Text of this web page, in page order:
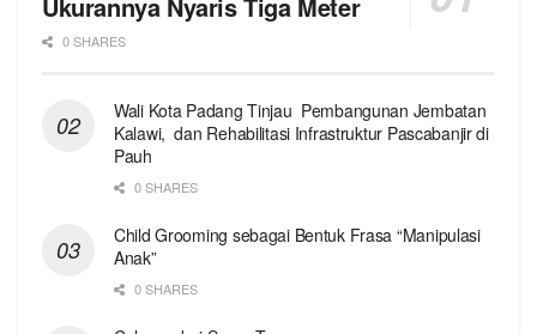
0 SHARES
Wali Kota Padang Tinjau Pembangunan Jembatan
Kalawi, dan Rehabilitasi Infrastruktur Pascabanjir di
Pauh
0 SHARES
Child Grooming sebagai Bentuk Frasa “Manipulasi
Anak”
0 SHARES